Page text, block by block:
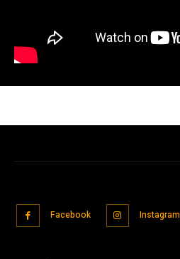
Facebook Instagram